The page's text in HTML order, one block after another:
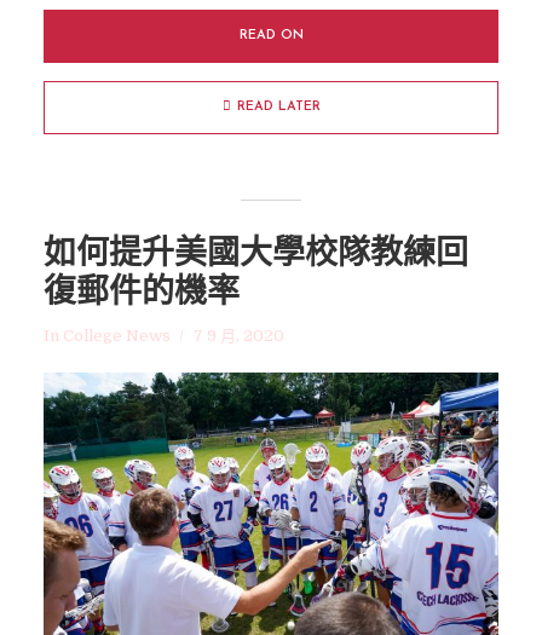
READ ON
READ LATER
如何提升美國大學校隊教練回
復郵件的機率
In College News 7 9 月, 2020